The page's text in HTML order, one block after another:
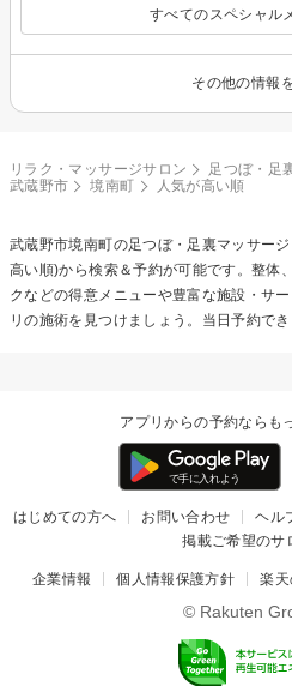
すべてのスペシャル
その他の情報
リラク・マッサージサロン 足つぼ・足
武蔵野市
境南町 人気が高い順
武蔵野市境南町の足つぼ・足裏マッサー
高い順)から検索＆予約が可能です。整体
クなどの得意メニューや豊富な施設・サ
リの施術を見つけましょう。当日予約でき
アプリからの予約ならも
はじめての方へ お問い合わせ ヘル
掲載ご希望のサ
企業情報 個人情報保護方針 楽
© Rakuten